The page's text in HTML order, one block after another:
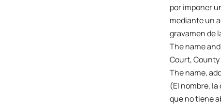
por imponer
mediante un
gravamen de
The name
Court, County
The name,
(El nombre,
que no tiene